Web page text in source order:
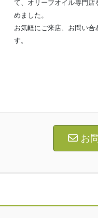
て、オリーブオイル専門
めました。
お気軽にご来店、お問い合
す。
お